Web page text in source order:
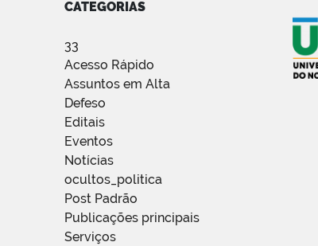
CATEGORIAS
33
Acesso Rápido
Assuntos em Alta
Defeso
Editais
Eventos
Notícias
ocultos_politica
Post Padrão
Publicações principais
Serviços